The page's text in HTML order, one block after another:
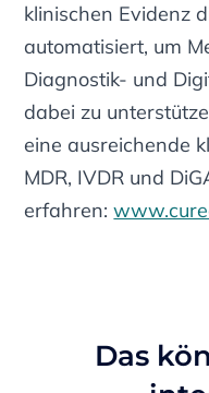
klinischen Evidenz
automatisiert, um
Diagnostik- und
dabei zu
eine ausreichende
MDR, IVDR und
erfahren:
Das